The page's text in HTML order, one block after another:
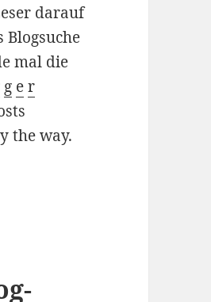
darauf
Blogsuche
mal die
g e r
the way.